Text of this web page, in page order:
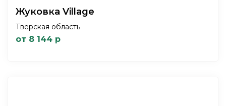
Жуковка Village
Тверская область
от 8 144 р